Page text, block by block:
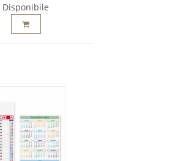
Disponibile